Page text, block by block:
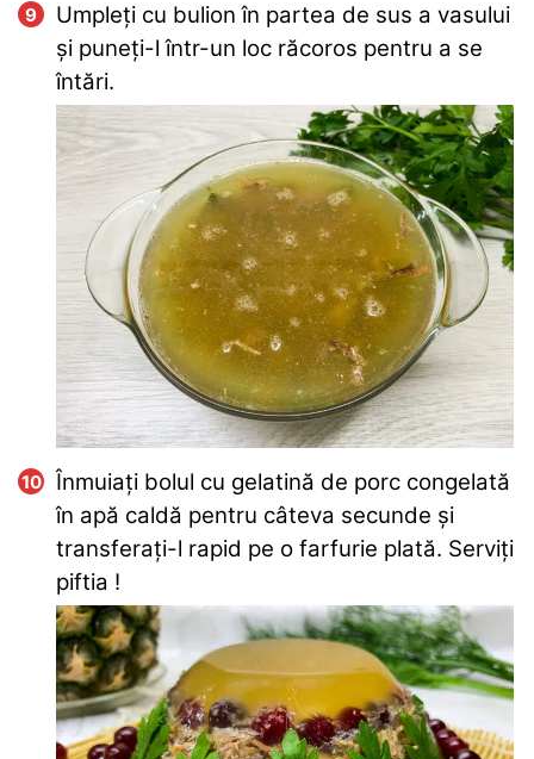
Umpleți cu bulion în partea de sus a vasului
și puneți-l într-un loc răcoros pentru a se
întări.
Înmuiați bolul cu gelatină de porc congelată
în apă caldă pentru câteva secunde și
transferați-l rapid pe o farfurie plată. Serviți
piftia !